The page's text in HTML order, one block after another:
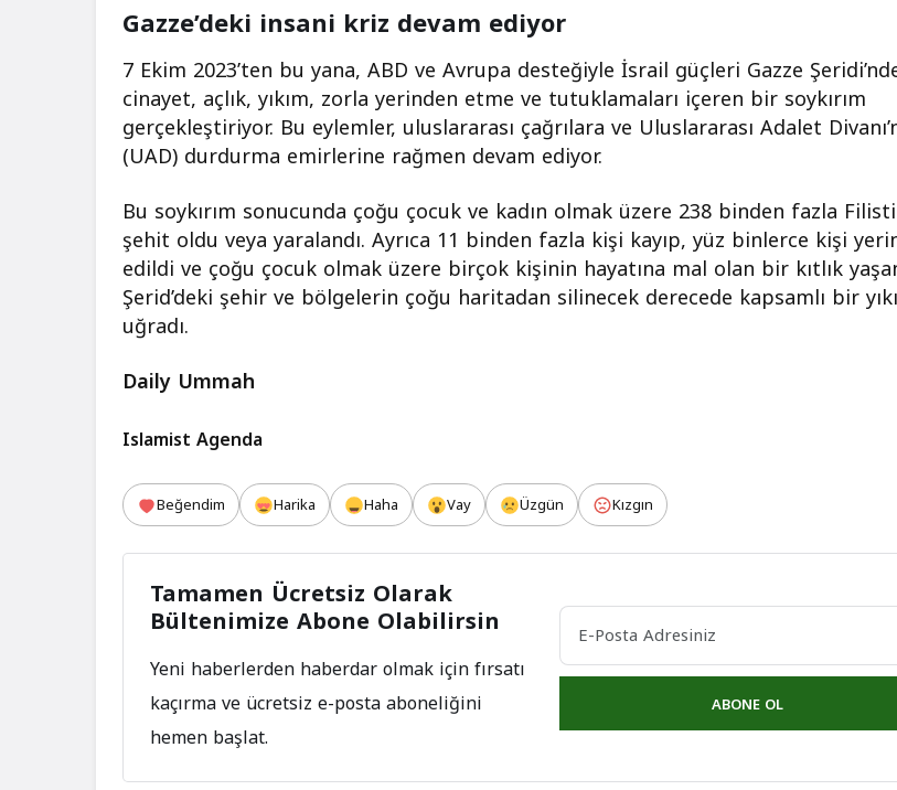
Gazze’deki insani kriz devam ediyor
7 Ekim 2023’ten bu yana, ABD ve Avrupa desteğiyle İsrail güçleri Gazze
cinayet, açlık, yıkım, zorla yerinden etme ve tutuklamaları içeren bir soykırım
gerçekleştiriyor. Bu eylemler, uluslararası çağrılara ve Uluslararası Adalet
(UAD) durdurma emirlerine rağmen devam ediyor.
Bu soykırım sonucunda çoğu çocuk ve kadın olmak üzere 238 binden fazla
şehit oldu veya yaralandı. Ayrıca 11 binden fazla kişi kayıp, yüz binlerce kişi
edildi ve çoğu çocuk olmak üzere birçok kişinin hayatına mal olan bir kıtlık
Şerid’deki şehir ve bölgelerin çoğu haritadan silinecek derecede kapsamlı bir
uğradı.
Daily Ummah
Islamist Agenda
Beğendim Harika Haha Vay Üzgün Kızgın
Tamamen Ücretsiz Olarak
Bültenimize Abone Olabilirsin
Yeni haberlerden haberdar olmak için fırsatı
kaçırma ve ücretsiz e-posta aboneliğini
hemen başlat.
ABONE OL